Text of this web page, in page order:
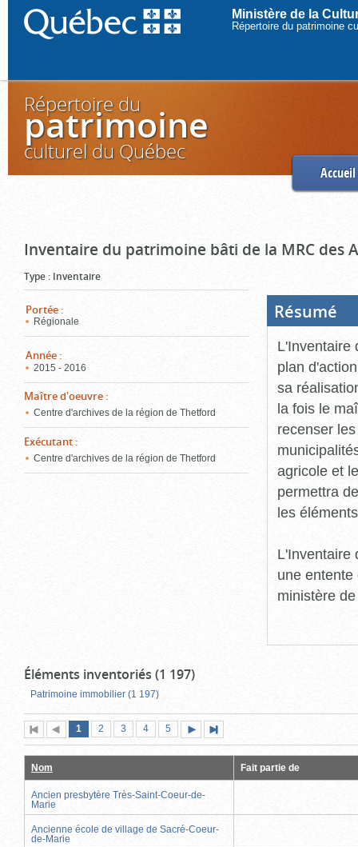
Ministère de la
Répertoire du patrimoine
Répertoire du
patrimoine
culturel du Québec
Accueil
Inventaire du patrimoine bâti de la MRC des
Type : Inventaire
Portée :
Régionale
Année :
2015 - 2016
Maître d'oeuvre :
Centre d'archives de la région de Thetford
Exécutant :
Centre d'archives de la région de Thetford
Résumé
L'Inventaire
plan
sa
la fois le
recenser
agricole et
permettra
les
L'Inventaire
une
ministère
Éléments inventoriés (1 197)
Patrimoine immobilier (1 197)
Première
page
Page
précédente
Page
1 (page
actuelle)
Page
2 Page
3 Page
4 Page
5
suivante
page
Nom Fait partie de
Ancien presbytère Très-Saint-Coeur-de-
Marie
Ancienne école de village de Sacré-Coeur-
de-Marie